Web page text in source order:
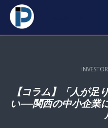
【コラム】「人が足
い——関西の中小企業